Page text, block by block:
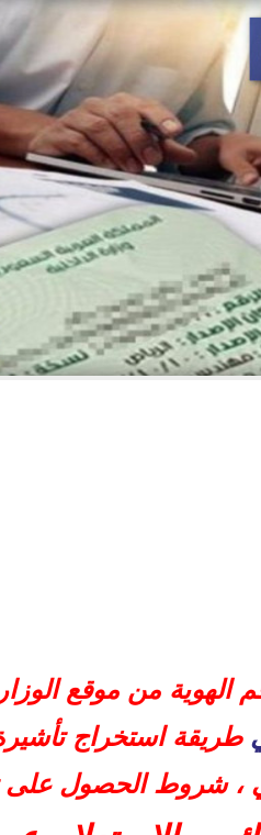
الهوية من موقع
طريقة استخراج
، شروط الحصول